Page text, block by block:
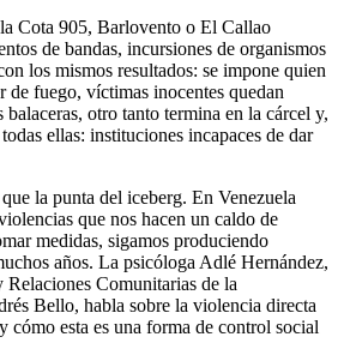
Cota 905, Barlovento o El Callao
de bandas, incursiones de organismos
los mismos resultados: se impone quien
de fuego, víctimas inocentes quedan
balaceras, otro tanto termina en la cárcel y,
ellas: instituciones incapaces de dar
la punta del iceberg. En Venezuela
que nos hacen un caldo de
medidas, sigamos produciendo
años. La psicóloga Adlé Hernández,
Comunitarias de la
Bello, habla sobre la violencia directa
cómo esta es una forma de control social